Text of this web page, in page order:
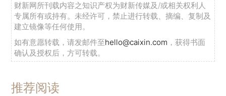
财新网所刊载内容之知识产权为财新传媒及/或相关权利人
专属所有或持有。未经许可，禁止进行转载、摘编、复制及
建立镜像等任何使用。
如有意愿转载，请发邮件至hello@caixin.com ，获得书面
确认及授权后，方可转载。
推荐阅读